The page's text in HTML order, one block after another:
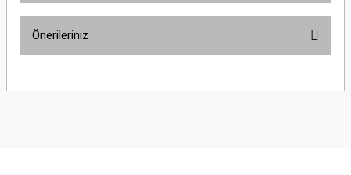
Önerileriniz
yetersiz gördüğünüz noktaları öneri formunu kullanarak tarafımıza